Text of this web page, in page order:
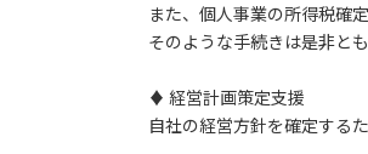
また、個人事業の所得税確
そのような手続きは是非と
♦ 経営計画策定支援
自社の経営方針を確定する